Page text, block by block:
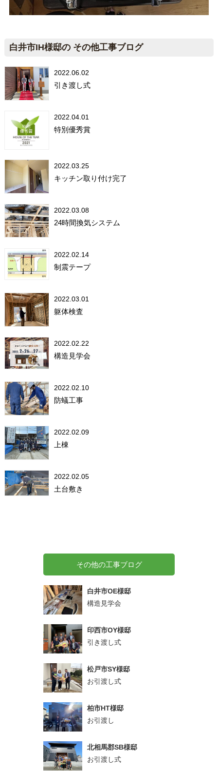
白井市IH様邸の その他工事ブログ
2022.06.02
引き渡し式
2022.04.01
特別優秀賞
2022.03.25
キッチン取り付け完了
2022.03.08
24時間換気システム
2022.02.14
制震テープ
2022.03.01
躯体検査
2022.02.22
構造見学会
2022.02.10
防蟻工事
2022.02.09
上棟
2022.02.05
土台敷き
その他の工事ブログ
白井市OE様邸
構造見学会
印西市OY様邸
引き渡し式
松戸市SY様邸
お引渡し式
柏市HT様邸
お引渡し
北相馬郡SB様邸
お引渡し式